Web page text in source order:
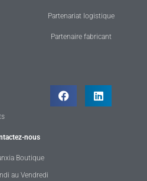
Partenariat logistique
Partenaire fabricant
nous
Boutique
au Vendredi